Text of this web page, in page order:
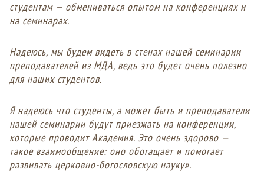
студентам — обмениваться опытом на конференциях и
на семинарах.
Надеюсь, мы будем видеть в стенах нашей семинарии
преподавателей из МДА, ведь это будет очень полезно
для наших студентов.
Я надеюсь что студенты, а может быть и преподаватели
нашей семинарии будут приезжать на конференции,
которые проводит Академия. Это очень здорово —
такое взаимообщение: оно обогащает и помогает
развивать церковно-богословскую науку».